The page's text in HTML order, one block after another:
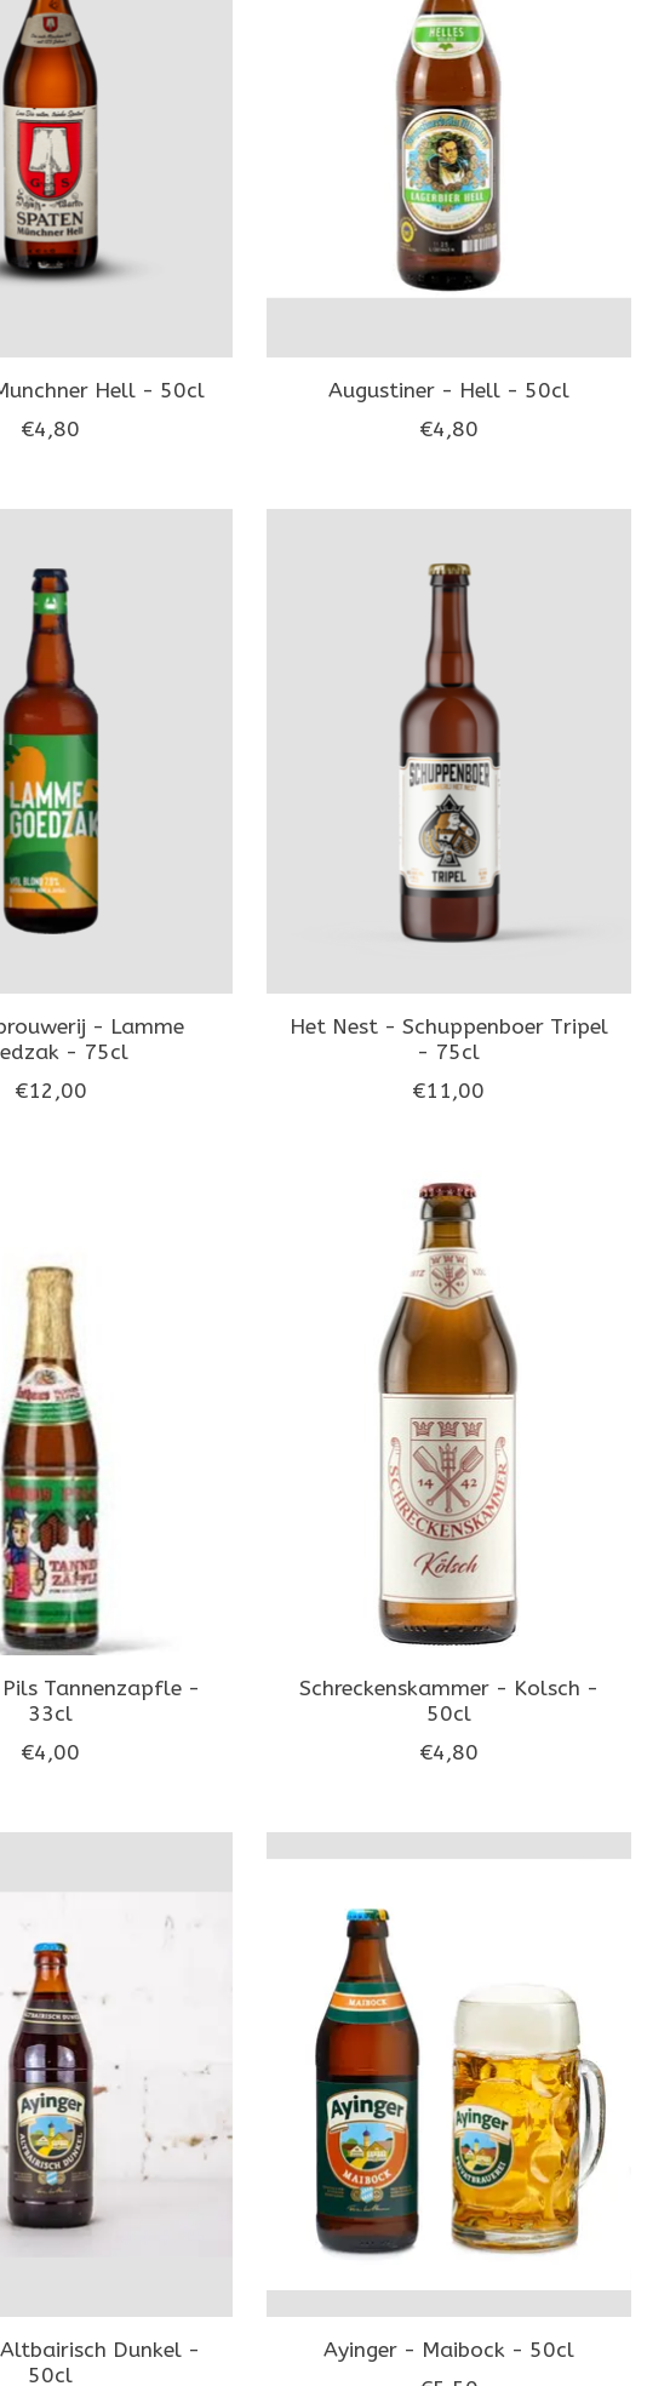
Hell - 50cl
€4,80
Augustiner - Hell - 50cl
€4,80
- Lamme
- 75cl
€12,00
Het Nest - Schuppenboer Tripel
- 75cl
€11,00
Tannenzapfle -
33cl
€4,00
Schreckenskammer - Kolsch -
50cl
€4,80
Dunkel -
50cl
Ayinger - Maibock - 50cl